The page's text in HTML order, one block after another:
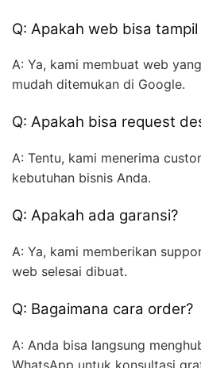
Q: Apakah web bisa tampil
A: Ya, kami membuat web
mudah ditemukan di Google.
Q: Apakah bisa request
A: Tentu, kami menerima
kebutuhan bisnis Anda.
Q: Apakah ada garansi?
A: Ya, kami memberikan
web selesai dibuat.
Q: Bagaimana cara order?
A: Anda bisa langsung
WhatsApp untuk konsultasi